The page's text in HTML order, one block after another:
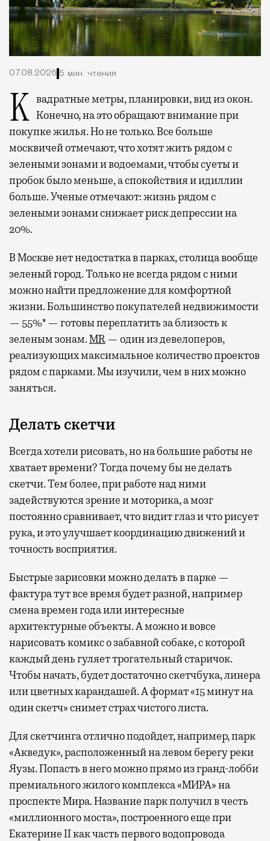
07.08.2026 5 мин. чтения
Квадратные метры, планировки, вид из окон. Конечно, на это обращают внимание при
покупке жилья. Но не только. Все больше
москвичей отмечают, что хотят жить рядом с
зелеными зонами и водоемами, чтобы суеты и
пробок было меньше, а спокойствия и идиллии
больше. Ученые отмечают: жизнь рядом с
зелеными зонами снижает риск депрессии на
20%.
В Москве нет недостатка в парках, столица вообще
зеленый город. Только не всегда рядом с ними
можно найти предложение для комфортной
жизни. Большинство покупателей недвижимости
— 55%* — готовы переплатить за близость к
зеленым зонам.MR — один из девелоперов,
реализующих максимальное количество проектов
рядом с парками. Мы изучили, чем в них можно
заняться.
Делать скетчи
Всегда хотели рисовать, но на большие работы не
хватает времени? Тогда почему бы не делать
скетчи. Тем более, при работе над ними
задействуются зрение и моторика, а мозг
постоянно сравнивает, что видит глаз и что рисует
рука, и это улучшает координацию движений и
точность восприятия.
Быстрые зарисовки можно делать в парке —
фактура тут все время будет разной, например
смена времен года или интересные
архитектурные объекты. А можно и вовсе
нарисовать комикс о забавной собаке, с которой
каждый день гуляет трогательный старичок.
Чтобы начать, будет достаточно скетчбука, линера
или цветных карандашей. А формат «15 минут на
один скетч» снимет страх чистого листа.
Для скетчинга отлично подойдет, например, парк
«Акведук», расположенный на левом берегу реки
Яузы. Попасть в него можно прямо из гранд-лобби
премиального жилого комплекса «МИРА» на
проспекте Мира. Название парк получил в честь
«миллионного моста», построенного еще при
Екатерине II как часть первого водопровода